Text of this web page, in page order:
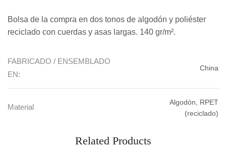
Bolsa de la compra en dos tonos de algodón y poliéster
reciclado con cuerdas y asas largas. 140 gr/m².
FABRICADO / ENSEMBLADO
EN:
China
Material
Algodón, RPET
(reciclado)
Related Products